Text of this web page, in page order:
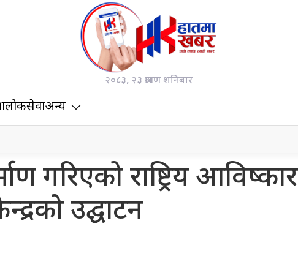
२०८३, २३ श्रावण शनिबार
लोकसेवाअन्य
गरिएको राष्ट्रिय आविष्कार
उद्घाटन